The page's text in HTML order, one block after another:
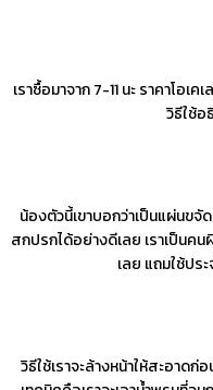
เราซื้อมาจาก 7-11 นะ ราคาโอเ
วิธีใช้
น้องตัวนี้เขาบอกว่าเป็นแผ่นข
สกปรกได้อย่างดีเลย เราเป็นค
เลย แถมใช้ปร
วิธีใช้เราจะล้างหน้าให้สะอาด